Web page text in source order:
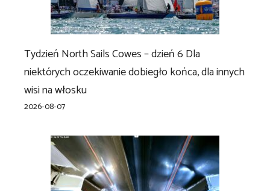
Tydzień North Sails Cowes – dzień 6 Dla
niektórych oczekiwanie dobiegło końca, dla innych
wisi na włosku
2026-08-07